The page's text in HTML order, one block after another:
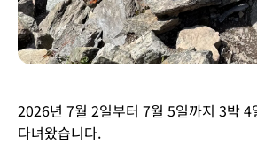
2026년 7월 2일부터 7월 5일까지 3박 4
다녀왔습니다.